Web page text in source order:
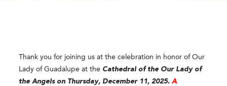
Thank you for joining us at the celebration in honor of Our
Lady of Guadalupe at the Cathedral of the Our Lady of
the Angels on Thursday, December 11, 2025.A